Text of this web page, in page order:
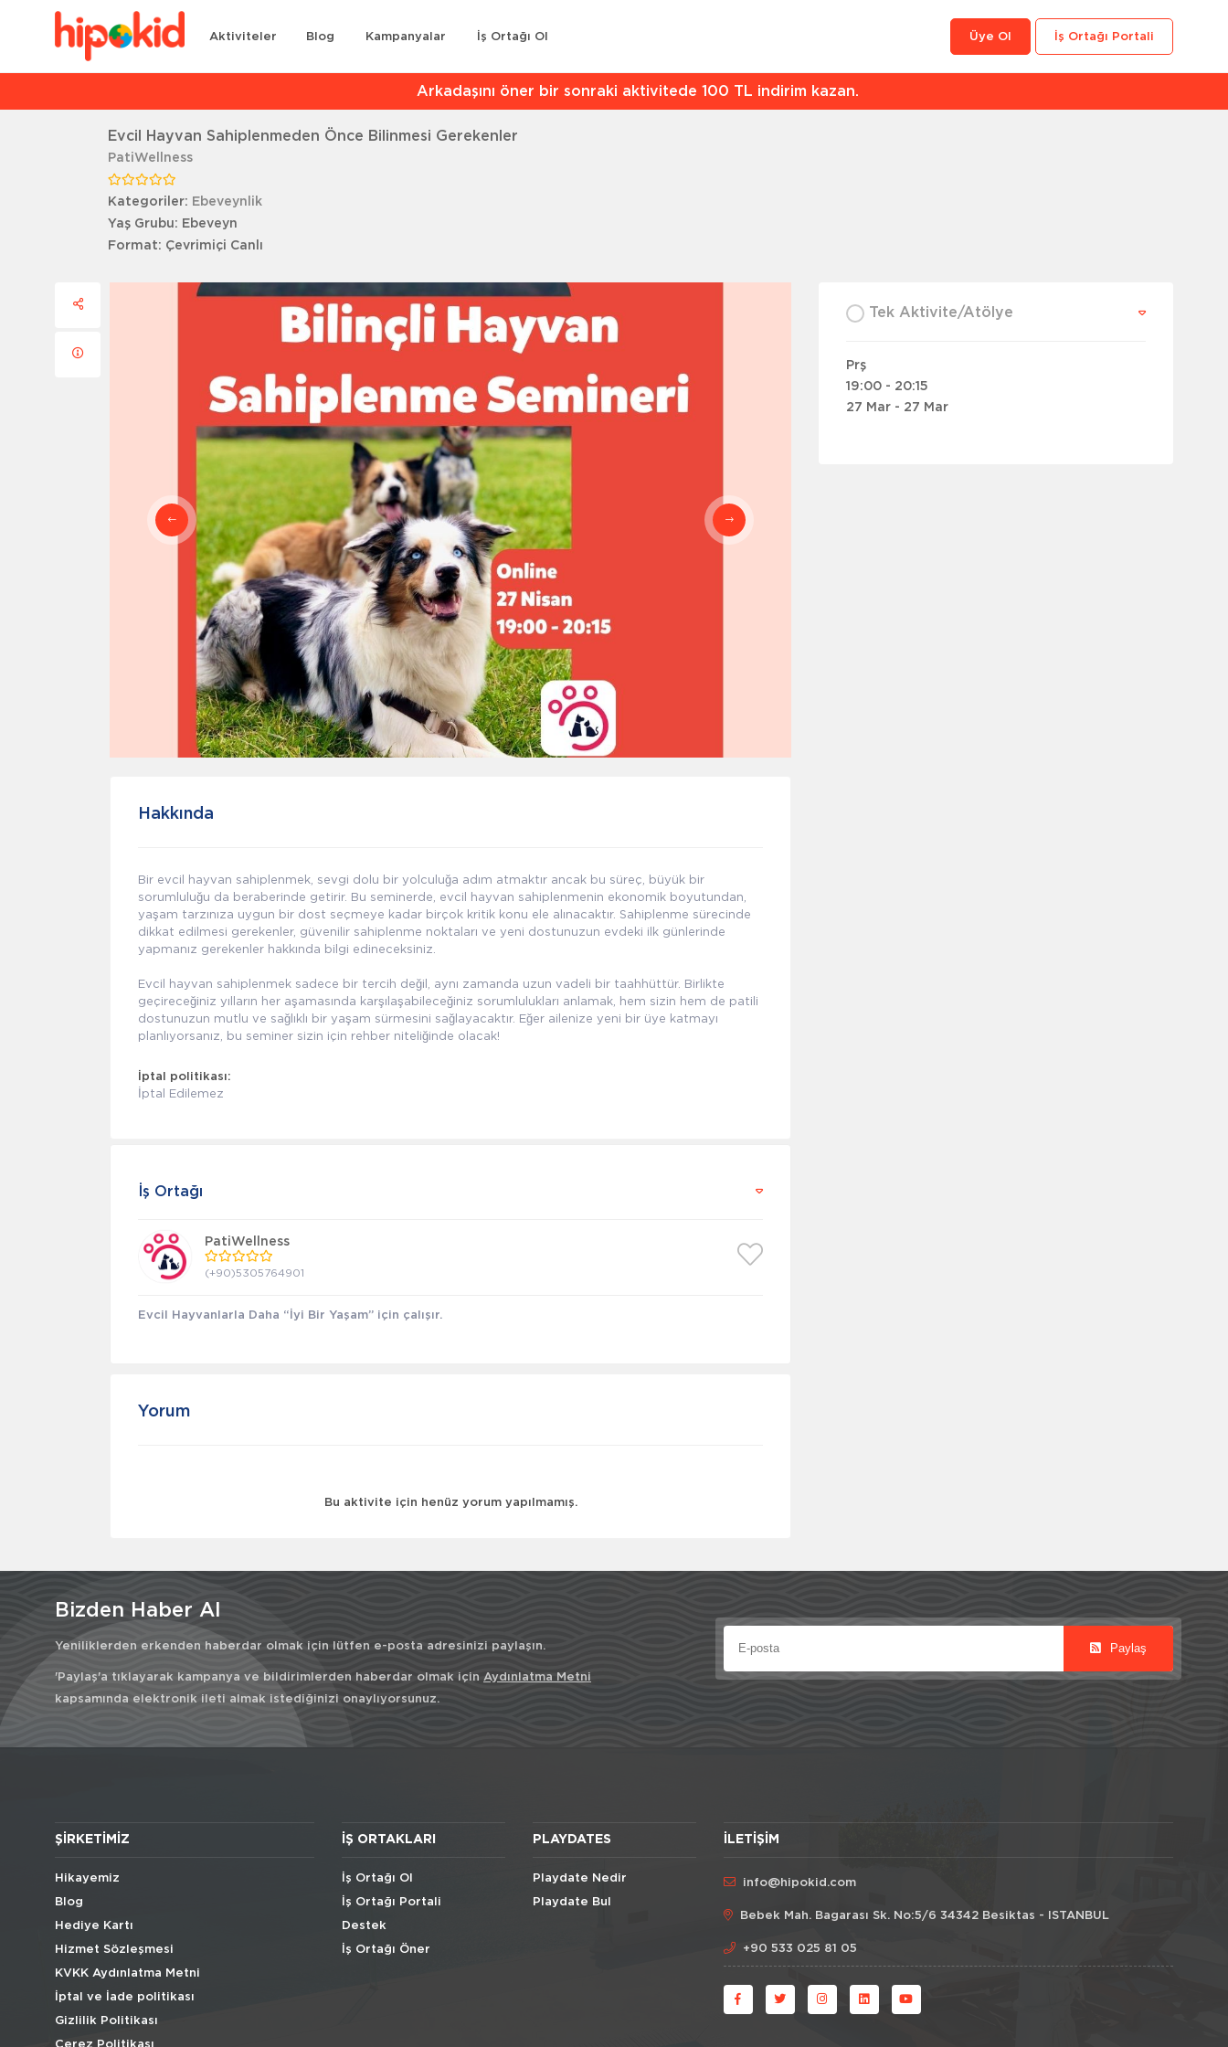
Aktiviteler Blog Kampanyalar İş Ortağı Ol İş Ortağı Portali
Üye Ol
Arkadaşını öner bir sonraki aktivitede 100 TL indirim kazan.
Evcil Hayvan Sahiplenmeden Önce Bilinmesi Gerekenler
PatiWellness
Kategoriler: Ebeveynlik
Yaş Grubu: Ebeveyn
Format: Çevrimiçi Canlı
Hakkında
Bir evcil hayvan sahiplenmek, sevgi dolu bir yolculuğa adım atmaktır ancak bu süreç, büyük bir
sorumluluğu da beraberinde getirir. Bu seminerde, evcil hayvan sahiplenmenin ekonomik boyutundan,
yaşam tarzınıza uygun bir dost seçmeye kadar birçok kritik konu ele alınacaktır. Sahiplenme sürecinde
dikkat edilmesi gerekenler, güvenilir sahiplenme noktaları ve yeni dostunuzun evdeki ilk günlerinde
yapmanız gerekenler hakkında bilgi edineceksiniz.
Evcil hayvan sahiplenmek sadece bir tercih değil, aynı zamanda uzun vadeli bir taahhüttür. Birlikte
geçireceğiniz yılların her aşamasında karşılaşabileceğiniz sorumlulukları anlamak, hem sizin hem de patili
dostunuzun mutlu ve sağlıklı bir yaşam sürmesini sağlayacaktır. Eğer ailenize yeni bir üye katmayı
planlıyorsanız, bu seminer sizin için rehber niteliğinde olacak!
İptal politikası:
İptal Edilemez
İş Ortağı
PatiWellness
(+90)5305764901
Evcil Hayvanlarla Daha “İyi Bir Yaşam” için çalışır.
Yorum
Bu aktivite için henüz yorum yapılmamış.
Tek Aktivite/Atölye
Prş
19:00 - 20:15
27 Mar - 27 Mar
Bizden Haber Al
Yeniliklerden erkenden haberdar olmak için lütfen e-posta adresinizi paylaşın.
'Paylaş'a tıklayarak kampanya ve bildirimlerden haberdar olmak için Aydınlatma Metni
kapsamında elektronik ileti almak istediğinizi onaylıyorsunuz.
Paylaş
ŞIRKETIMIZ
Hikayemiz
Blog
Hediye Kartı
Hizmet Sözleşmesi
KVKK Aydınlatma Metni
İptal ve İade politikası
Gizlilik Politikası
İŞ ORTAKLARI
İş Ortağı Ol
İş Ortağı Portali
Destek
İş Ortağı Öner
PLAYDATES
Playdate Nedir
Playdate Bul
İLETIŞIM
info@hipokid.com
Bebek Mah. Bagarası Sk. No:5/6 34342 Besiktas - ISTANBUL
+90 533 025 81 05